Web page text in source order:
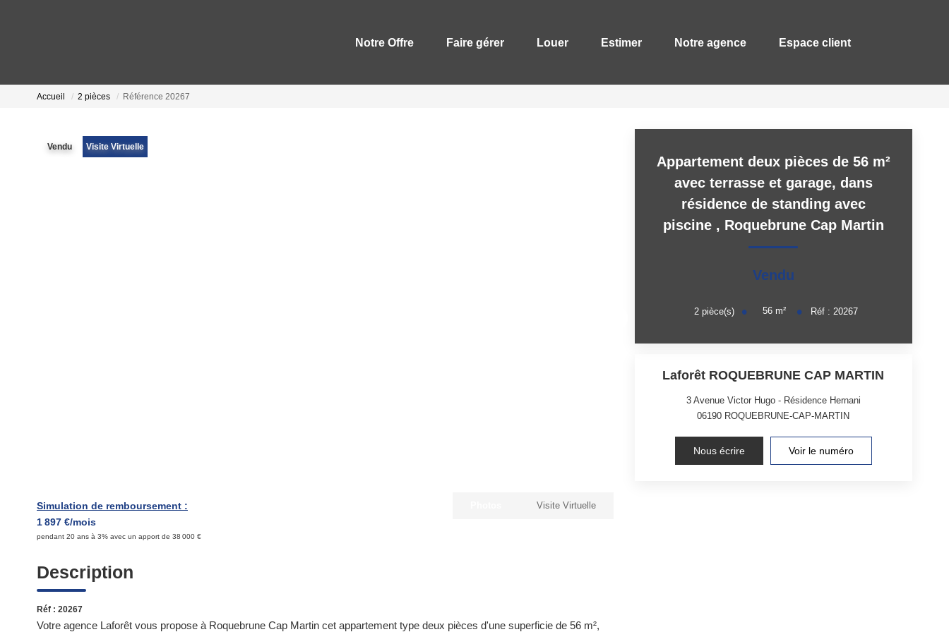
Notre Offre Faire gérer Louer Estimer Notre agence Espace client
Accueil 2 pièces Référence 20267
Vendu Visite Virtuelle
Simulation de remboursement :
1 897 €/mois
pendant 20 ans à 3% avec un apport de 38 000 €
Visite Virtuelle
Description
Réf : 20267
Votre agence Laforêt vous propose à Roquebrune Cap Martin cet appartement type deux pièces d'une superficie de 56 m²,
Appartement deux pièces de 56 m²
avec terrasse et garage, dans
résidence de standing avec
piscine , Roquebrune Cap Martin
Vendu
2pièce(s) 56 m² Réf : 20267
Laforêt ROQUEBRUNE CAP MARTIN
3 Avenue Victor Hugo - Résidence Hernani
06190 ROQUEBRUNE-CAP-MARTIN
Nous écrire Voir le numéro